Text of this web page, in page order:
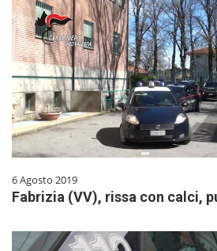
6 Agosto 2019
Fabrizia (VV), rissa con calci,